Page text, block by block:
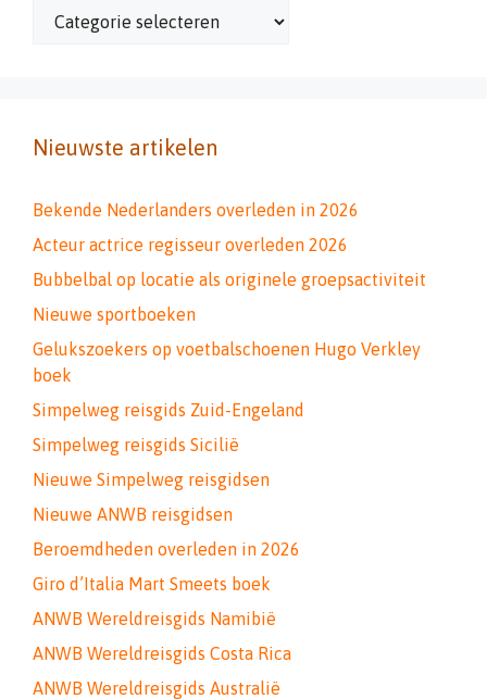
Categorieën
Nieuwste artikelen
Bekende Nederlanders overleden in 2026
Acteur actrice regisseur overleden 2026
Bubbelbal op locatie als originele groepsactiviteit
Nieuwe sportboeken
Gelukszoekers op voetbalschoenen Hugo Verkley
boek
Simpelweg reisgids Zuid-Engeland
Simpelweg reisgids Sicilië
Nieuwe Simpelweg reisgidsen
Nieuwe ANWB reisgidsen
Beroemdheden overleden in 2026
Giro d’Italia Mart Smeets boek
ANWB Wereldreisgids Namibië
ANWB Wereldreisgids Costa Rica
ANWB Wereldreisgids Australië